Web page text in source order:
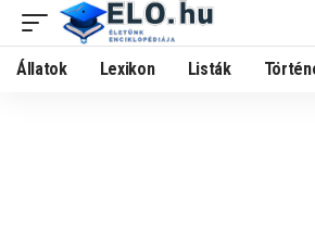
Állatok Lexikon Listák